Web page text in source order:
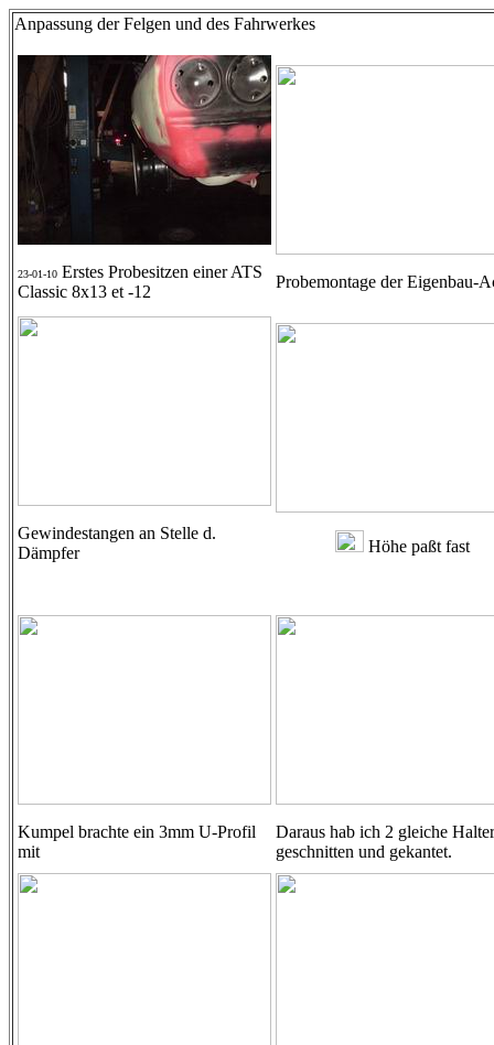
Anpassung der Felgen und des Fahrwerkes
23-01-10 Erstes Probesitzen einer ATS
Classic 8x13 et -12
Probemontage der Eigenbau-
Gewindestangen an Stelle d.
Dämpfer
Höhe paßt fast
Kumpel brachte ein 3mm U-Profil
mit
Daraus hab ich 2 gleiche Halter
geschnitten und gekantet.